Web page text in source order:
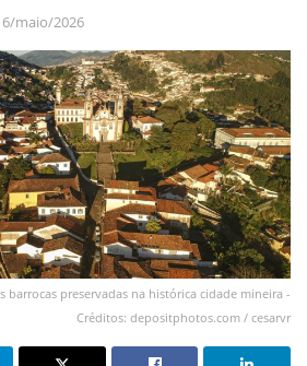
maio/2026
barrocas preservadas na histórica cidade mineira -
Créditos: depositphotos.com / cesarvr